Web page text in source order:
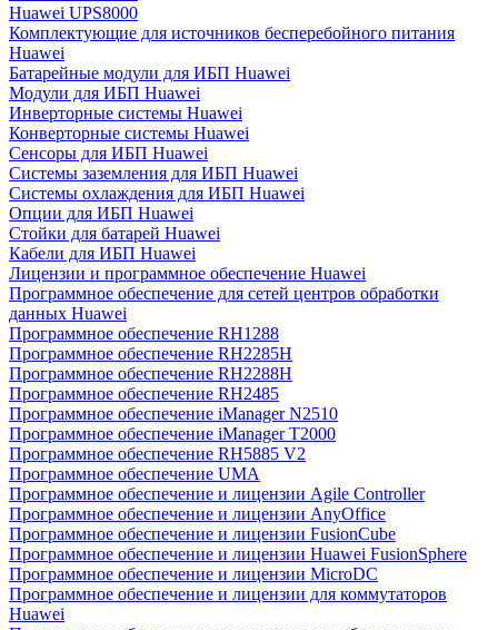
Huawei UPS8000
Комплектующие для источников бесперебойного питания
Huawei
Батарейные модули для ИБП Huawei
Модули для ИБП Huawei
Инверторные системы Huawei
Конверторные системы Huawei
Сенсоры для ИБП Huawei
Системы заземления для ИБП Huawei
Системы охлаждения для ИБП Huawei
Опции для ИБП Huawei
Стойки для батарей Huawei
Кабели для ИБП Huawei
Лицензии и программное обеспечение Huawei
Программное обеспечение для сетей центров обработки
данных Huawei
Программное обеспечение RH1288
Программное обеспечение RH2285H
Программное обеспечение RH2288H
Программное обеспечение RH2485
Программное обеспечение iManager N2510
Программное обеспечение iManager T2000
Программное обеспечение RH5885 V2
Программное обеспечение UMA
Программное обеспечение и лицензии Agile Controller
Программное обеспечение и лицензии AnyOffice
Программное обеспечение и лицензии FusionCube
Программное обеспечение и лицензии Huawei FusionSphere
Программное обеспечение и лицензии MicroDC
Программное обеспечение и лицензии для коммутаторов
Huawei